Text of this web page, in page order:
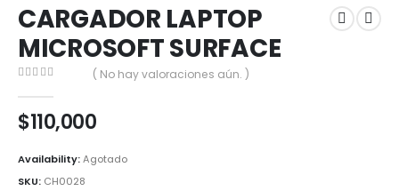
CARGADOR LAPTOP
MICROSOFT SURFACE
( No hay valoraciones aún. )
$110,000
Availability:Agotado
SKU: CH0028